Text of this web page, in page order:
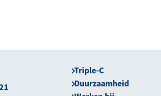
Triple-C
Duurzaamheid